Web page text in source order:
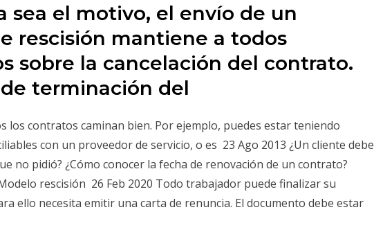
sea el motivo, el envío de un
rescisión mantiene a todos
sobre la cancelación del contrato.
terminación del
los contratos caminan bien. Por ejemplo, puedes estar teniendo
con un proveedor de servicio, o es 23 Ago 2013 ¿Un cliente debe
no pidió? ¿Cómo conocer la fecha de renovación de un contrato?
rescisión 26 Feb 2020 Todo trabajador puede finalizar su
ello necesita emitir una carta de renuncia. El documento debe estar